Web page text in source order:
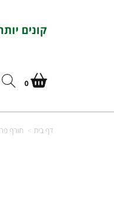
קונים יותר, משלמים פחות -
0
דף בית חורף